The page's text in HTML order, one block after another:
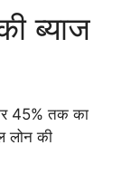
ब्याज
45% तक का
लोन की